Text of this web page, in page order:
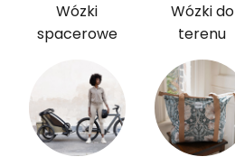
Wózki
spacerowe
Wózki do
terenu